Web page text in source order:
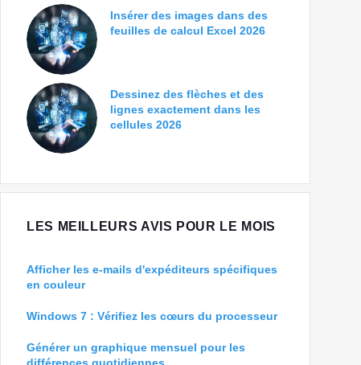
Insérer des images dans des
feuilles de calcul Excel 2026
Dessinez des flèches et des
lignes exactement dans les
cellules 2026
LES MEILLEURS AVIS POUR LE MOIS
Afficher les e-mails d'expéditeurs spécifiques
en couleur
Windows 7 : Vérifiez les cœurs du processeur
Générer un graphique mensuel pour les